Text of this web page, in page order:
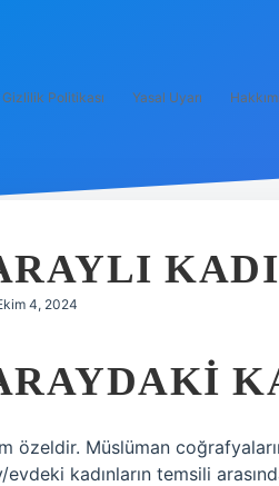
Gizlilik Politikası Yasal Uyarı
4, 2024
özeldir. Müslüman
evdeki kadınların temsili